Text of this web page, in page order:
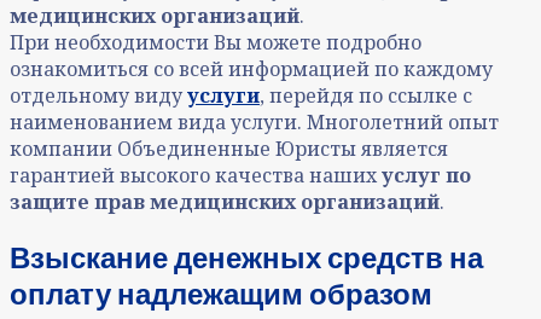
медицинских организаций.
При необходимости Вы можете подробно
ознакомиться со всей информацией по каждому
отдельному видууслуги, перейдя по ссылке с
наименованием вида услуги. Многолетний опыт
компании Объединенные Юристы является
гарантией высокого качества нашихуслуг по
защите прав медицинских организаций.
Взыскание денежных средств на
оплату надлежащим образом